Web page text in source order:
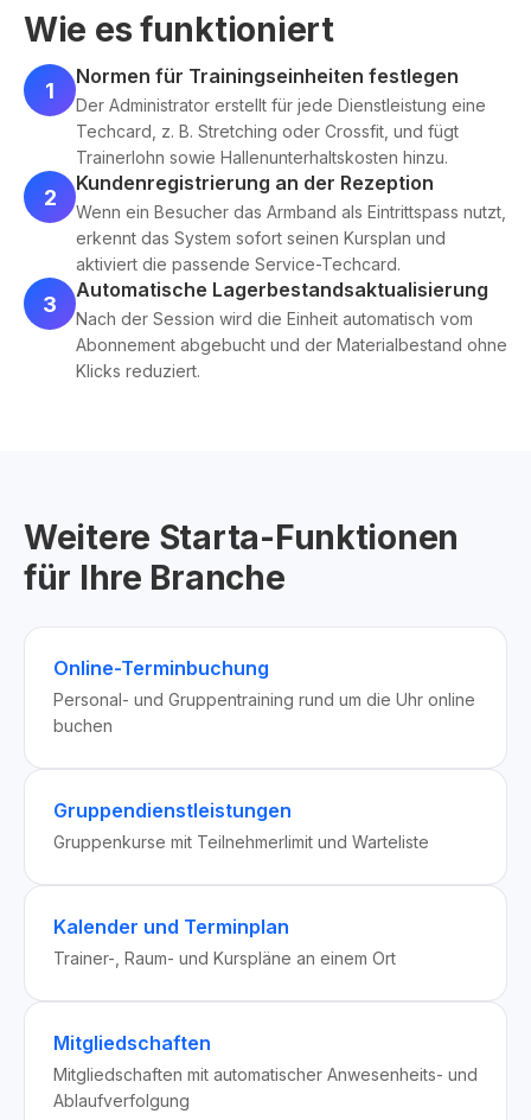
Wie es funktioniert
1
Normen für Trainingseinheiten festlegen
Der Administrator erstellt für jede Dienstleistung eine
Techcard, z. B. Stretching oder Crossfit, und fügt
Trainerlohn sowie Hallenunterhaltskosten hinzu.
2
Kundenregistrierung an der Rezeption
Wenn ein Besucher das Armband als Eintrittspass nutzt,
erkennt das System sofort seinen Kursplan und
aktiviert die passende Service-Techcard.
3
Automatische Lagerbestandsaktualisierung
Nach der Session wird die Einheit automatisch vom
Abonnement abgebucht und der Materialbestand ohne
Klicks reduziert.
Weitere Starta-Funktionen
für Ihre Branche
Online-Terminbuchung
Personal- und Gruppentraining rund um die Uhr online
buchen
Gruppendienstleistungen
Gruppenkurse mit Teilnehmerlimit und Warteliste
Kalender und Terminplan
Trainer-, Raum- und Kurspläne an einem Ort
Mitgliedschaften
Mitgliedschaften mit automatischer Anwesenheits- und
Ablaufverfolgung